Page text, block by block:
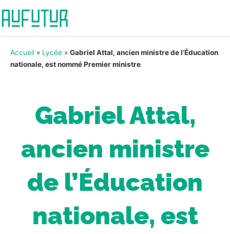
Accueil » Lycée » Gabriel Attal, ancien ministre de l’Éducation
nationale, est nommé Premier ministre
Gabriel Attal,
ancien ministre
de l’Éducation
nationale, est